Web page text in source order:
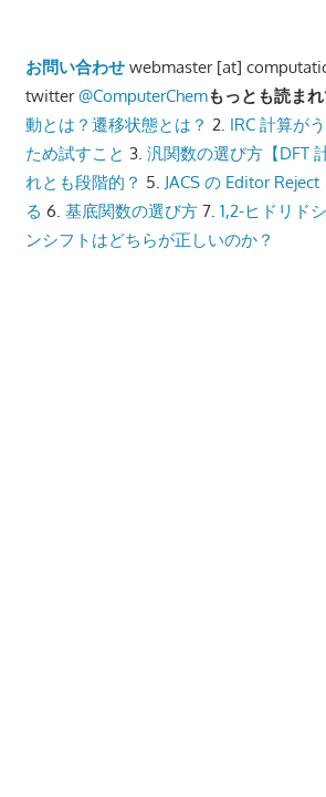
お問い合わせwebmaster [at]
twitter@ComputerChemもっとも読ま
動とは？遷移状態とは？ 2. IRC 計算が
ため試すこと 3. 汎関数の選び方【DFT 計
れとも段階的？ 5. JACS の Editor
る 6. 基底関数の選び方7. 1,2-ヒドリド
ンシフトはどちらが正しいのか？